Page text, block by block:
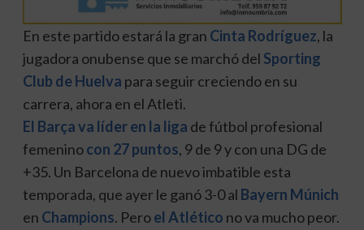
En este partido estará la gran Cinta Rodríguez, la
jugadora onubense que se marchó del Sporting
Club de Huelva para seguir creciendo en su
carrera, ahora en el Atleti.
El Barça va líder en la liga de fútbol profesional
femeninocon 27 puntos, 9 de 9 y con una DG de
+35. Un Barcelona de nuevo imbatible esta
temporada, que ayer le ganó 3-0 al Bayern Múnich
en Champions. Peroel Atlético no va mucho peor.